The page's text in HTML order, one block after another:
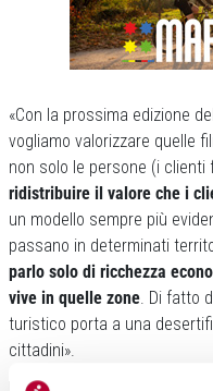
«Con la prossima edizione
vogliamo valorizzare quelle
non solo le persone (i clienti
ridistribuire il valore che i
un modello sempre più
passano in determinati
parlo solo di ricchezza
vive in quelle zone. Di fatto
turistico porta a una
cittadini».